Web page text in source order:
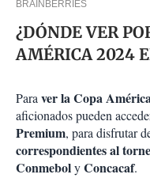
¿DÓNDE VER
AMÉRICA 2024
Paraver la Copa
aficionados pueden
Premium, para disfrutar
correspondientes al
ConmebolyConcacaf.